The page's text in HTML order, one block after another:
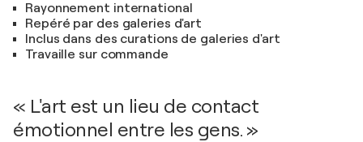
Rayonnement international
Repéré par des galeries d'art
Inclus dans des curations de galeries d'art
Travaille sur commande
« L'art est un lieu de contact
émotionnel entre les gens. »